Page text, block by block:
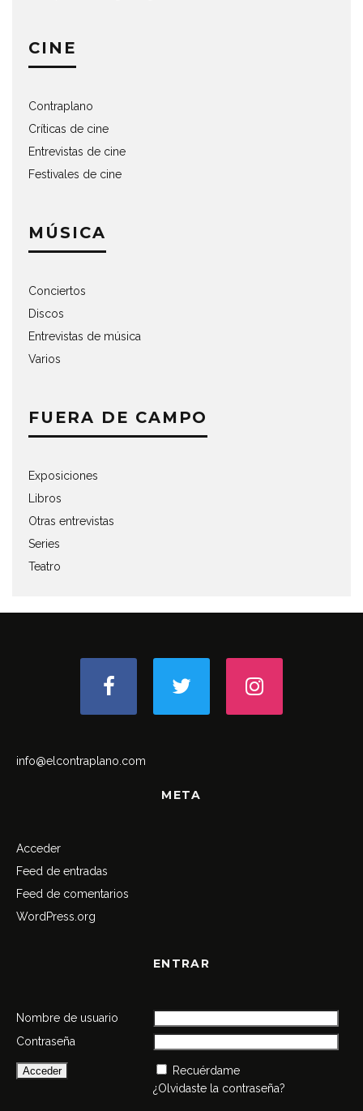
CINE
Contraplano
Críticas de cine
Entrevistas de cine
Festivales de cine
MÚSICA
Conciertos
Discos
Entrevistas de música
Varios
FUERA DE CAMPO
Exposiciones
Libros
Otras entrevistas
Series
Teatro
info@elcontraplano.com
META
Acceder
Feed de entradas
Feed de comentarios
WordPress.org
ENTRAR
Nombre de usuario
Contraseña
Recuérdame
¿Olvidaste la contraseña?